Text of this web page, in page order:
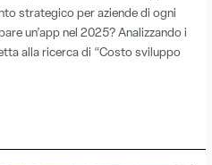
strategico per aziende di ogni
un’app nel 2025? Analizzando i
alla ricerca di “Costo sviluppo